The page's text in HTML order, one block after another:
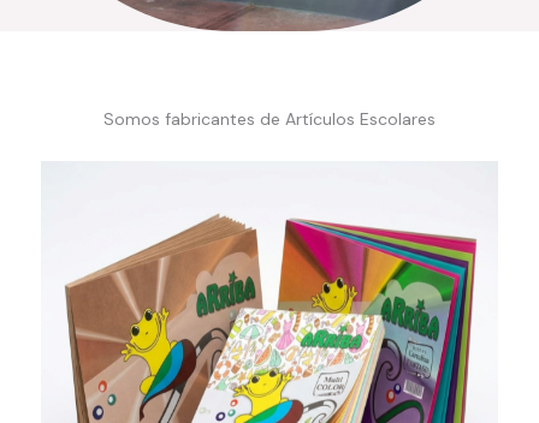
Somos fabricantes de Artículos Escolares